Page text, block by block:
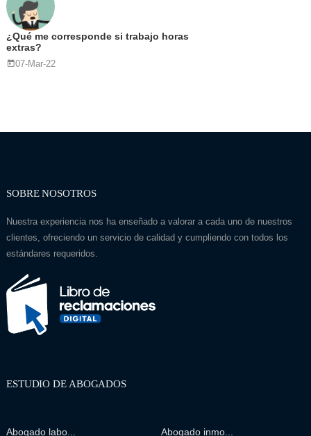
¿Qué me corresponde si trabajo horas
extras?
07-Mar-22
SOBRE NOSOTROS
Nuestra experiencia nos ha enseñado a valorar a cada uno de nuestros
clientes, ofreciendo un servicio de calidad y cumpliendo con todos los
estándares requeridos.
ESTUDIO DE ABOGADOS
Abogado labo... Abogado inmo...